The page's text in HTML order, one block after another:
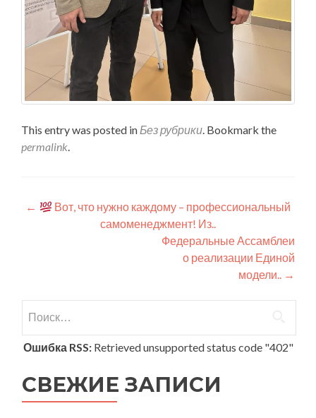
This entry was posted inБез рубрики. Bookmark the
permalink.
Навигация
←
Вот, что нужно каждому – профессиональный
самоменеджмент! Из..
Федеральные Ассамблеи
о реализации Единой
модели.. →
Ошибка RSS: Retrieved unsupported status code "402"
СВЕЖИЕ ЗАПИСИ